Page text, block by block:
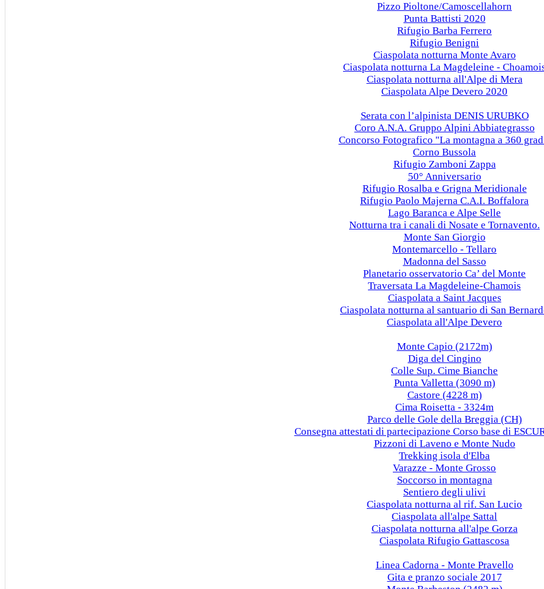
Pizzo Pioltone/Camoscellahorn
Punta Battisti 2020
Rifugio Barba Ferrero
Rifugio Benigni
Ciaspolata notturna Monte Avaro
Ciaspolata notturna La Magdeleine -
Ciaspolata notturna all'Alpe di Mera
Ciaspolata Alpe Devero 2020
Serata con l’alpinista DENIS URUBKO
Coro A.N.A. Gruppo Alpini Abbiategrasso
Concorso Fotografico "La montagna a 360
Corno Bussola
Rifugio Zamboni Zappa
50° Anniversario
Rifugio Rosalba e Grigna Meridionale
Rifugio Paolo Majerna C.A.I. Boffalora
Lago Baranca e Alpe Selle
Notturna tra i canali di Nosate e Tornavento.
Monte San Giorgio
Montemarcello - Tellaro
Madonna del Sasso
Planetario osservatorio Ca’ del Monte
Traversata La Magdeleine-Chamois
Ciaspolata a Saint Jacques
Ciaspolata notturna al santuario di San
Ciaspolata all'Alpe Devero
Monte Capio (2172m)
Diga del Cingino
Colle Sup. Cime Bianche
Punta Valletta (3090 m)
Castore (4228 m)
Cima Roisetta - 3324m
Parco delle Gole della Breggia (CH)
Consegna attestati di partecipazione Corso base di
Pizzoni di Laveno e Monte Nudo
Trekking isola d'Elba
Varazze - Monte Grosso
Soccorso in montagna
Sentiero degli ulivi
Ciaspolata notturna al rif. San Lucio
Ciaspolata all'alpe Sattal
Ciaspolata notturna all'alpe Gorza
Ciaspolata Rifugio Gattascosa
Linea Cadorna - Monte Pravello
Gita e pranzo sociale 2017